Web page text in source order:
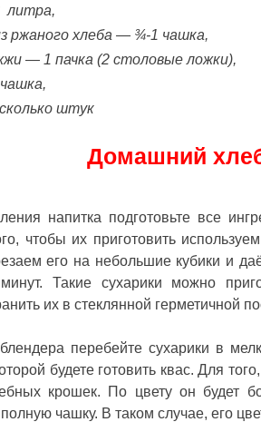
литра,
ржаного хлеба — ¾-1 чашка,
— 1 пачка (2 столовые ложки),
штук
Домашний
напитка подготовьте все
чтобы их приготовить
его на небольшие кубики и
Такие сухарики можно
их в стеклянной герметичной
перебейте сухарики в
будете готовить квас. Для
крошек. По цвету он будет
чашку. В таком случае, его